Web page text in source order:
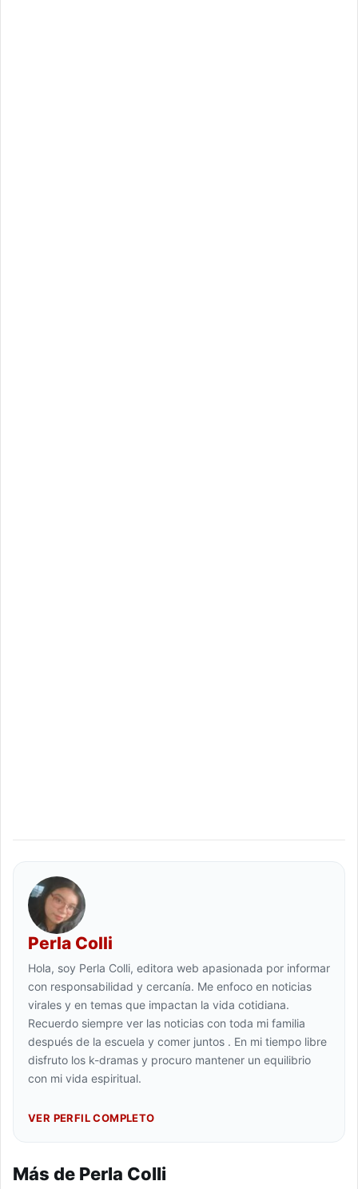
Perla Colli
Hola, soy Perla Colli, editora web apasionada por informar
con responsabilidad y cercanía. Me enfoco en noticias
virales y en temas que impactan la vida cotidiana.
Recuerdo siempre ver las noticias con toda mi familia
después de la escuela y comer juntos . En mi tiempo libre
disfruto los k-dramas y procuro mantener un equilibrio
con mi vida espiritual.
VER PERFIL COMPLETO
Más de Perla Colli